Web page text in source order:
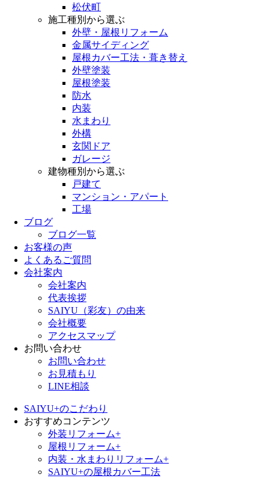
松伏町
施工種別から選ぶ
外壁・屋根リフォーム
金属サイディング
屋根カバー工法・葺き替え
外壁塗装
屋根塗装
防水
内装
水まわり
外構
玄関ドア
ガレージ
建物種別から選ぶ
戸建て
マンション・アパート
工場
ブログ
ブログ一覧
お客様の声
よくあるご質問
会社案内
会社案内
代表挨拶
SAIYU（彩友）の由来
会社概要
アクセスマップ
お問い合わせ
お問い合わせ
お見積もり
LINE相談
SAIYU+のこだわり
おすすめコンテンツ
外装リフォーム+
屋根リフォーム+
内装・水まわりリフォーム+
SAIYU+の屋根カバー工法